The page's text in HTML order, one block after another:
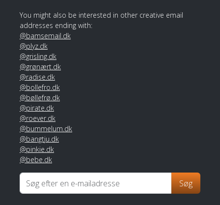
You might also be interested in other creative email
addresses ending with:
@bamsemail.dk
@plyz.dk
@grisling.dk
@grønært.dk
@radise.dk
@bollefro.dk
@bøllefrø.dk
@pirate.dk
@roever.dk
@bummelum.dk
@bangtju.dk
@pinkie.dk
@bebe.dk
Søg